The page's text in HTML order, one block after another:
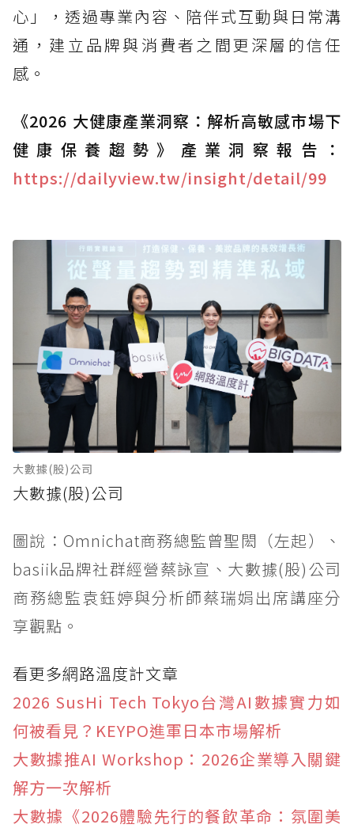
心」，透過專業內容、陪伴式互動與日常溝
通，建立品牌與消費者之間更深層的信任
感。
《2026 大健康產業洞察：解析高敏感市場下
健康保養趨勢》產業洞察報告：
https://dailyview.tw/insight/detail/99
大數據(股)公司
大數據(股)公司
圖說：Omnichat商務總監曾聖閎（左起）、
basiik品牌社群經營蔡詠宣、大數據(股)公司
商務總監袁鈺婷與分析師蔡瑞娟出席講座分
享觀點。
看更多網路溫度計文章
2026 SusHi Tech Tokyo台灣AI數據實力如
何被看見？KEYPO進軍日本市場解析
大數據推AI Workshop：2026企業導入關鍵
解方一次解析
大數據《2026體驗先行的餐飲革命：氛圍美